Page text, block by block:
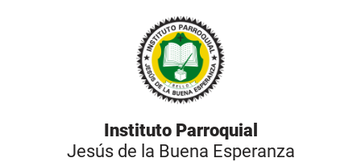
Instituto Parroquial
Jesús de la Buena Esperanza